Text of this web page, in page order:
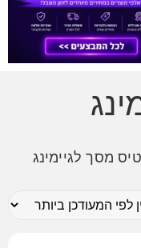
מסך לגיימינג